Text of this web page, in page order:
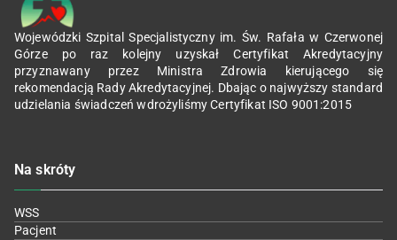
Wojewódzki Szpital Specjalistyczny im. Św. Rafała w Czerwonej
Górze po raz kolejny uzyskał Certyfikat Akredytacyjny
przyznawany przez Ministra Zdrowia kierującego się
rekomendacją Rady Akredytacyjnej. Dbając o najwyższy standard
udzielania świadczeń wdrożyliśmy Certyfikat ISO 9001:2015
Na skróty
WSS
Pacjent